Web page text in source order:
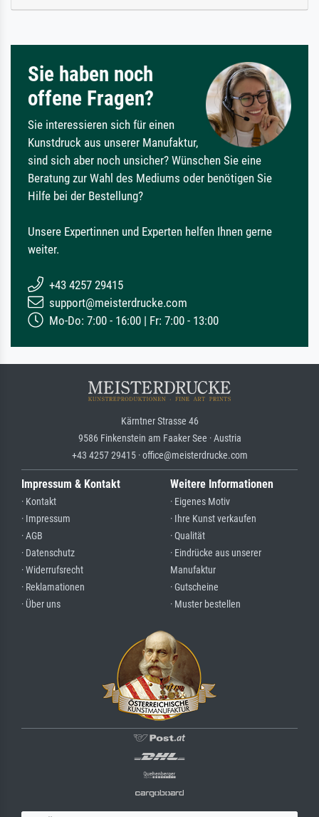
Sie haben noch
offene Fragen?
Sie interessieren sich für einen
Kunstdruck aus unserer Manufaktur,
sind sich aber noch unsicher? Wünschen Sie eine
Beratung zur Wahl des Mediums oder benötigen Sie
Hilfe bei der Bestellung?
Unsere Expertinnen und Experten helfen Ihnen gerne
weiter.
+43 4257 29415
support@meisterdrucke.com
Mo-Do: 7:00 - 16:00 | Fr: 7:00 - 13:00
Kärntner Strasse 46
9586 Finkenstein am Faaker See · Austria
+43 4257 29415 · office@meisterdrucke.com
Impressum & Kontakt
· Kontakt
· Impressum
· AGB
· Datenschutz
· Widerrufsrecht
· Reklamationen
· Über uns
Weitere Informationen
· Eigenes Motiv
· Ihre Kunst verkaufen
· Qualität
· Eindrücke aus unserer
Manufaktur
· Gutscheine
· Muster bestellen